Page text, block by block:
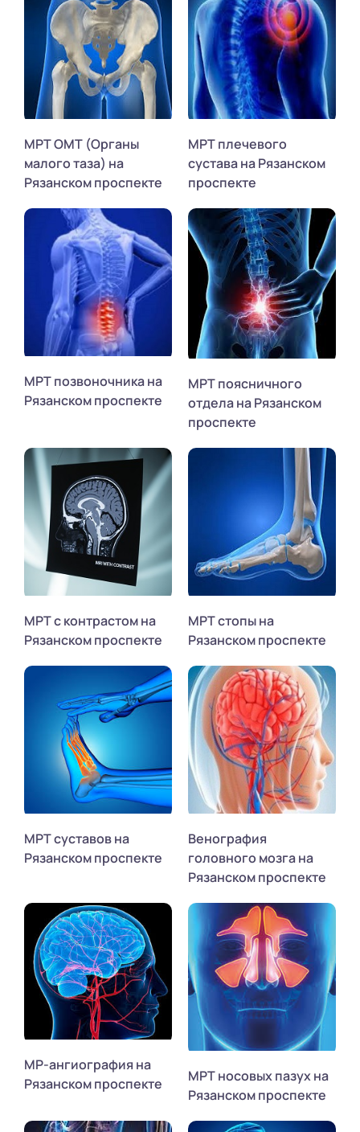
МРТ ОМТ (Органы
малого таза) на
Рязанском проспекте
МРТ плечевого
сустава на Рязанском
проспекте
МРТ позвоночника на
Рязанском проспекте
МРТ поясничного
отдела на Рязанском
проспекте
МРТ с контрастом на
Рязанском проспекте
МРТ стопы на
Рязанском проспекте
МРТ суставов на
Рязанском проспекте
Венография
головного мозга на
Рязанском проспекте
МР-ангиография на
Рязанском проспекте
МРТ носовых пазух на
Рязанском проспекте